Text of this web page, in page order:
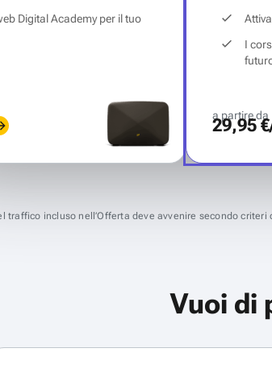
Digital Academy per il tuo
I
a partire da
29,95
traffico incluso nell’Offerta deve avvenire secondo
Vuoi di